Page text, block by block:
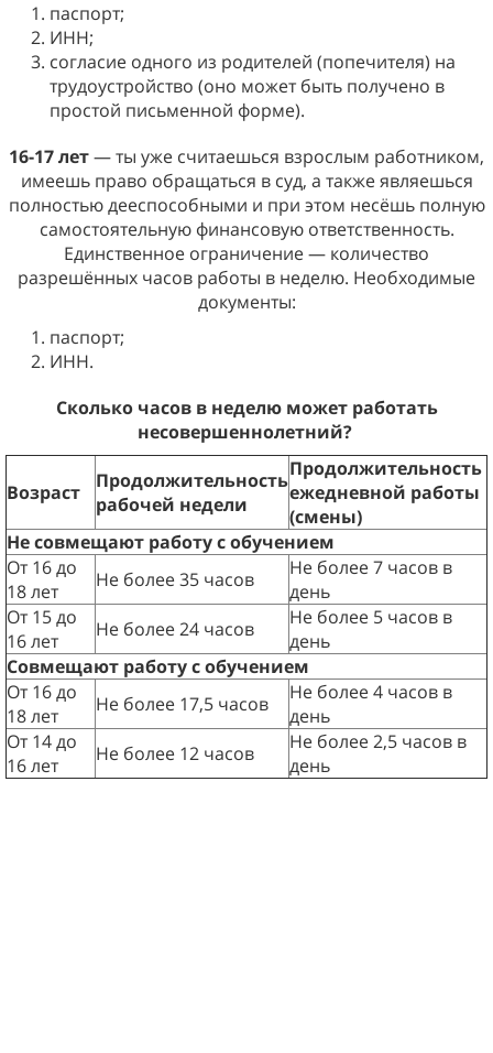
паспорт;
ИНН;
согласие одного из родителей (попечителя) на
трудоустройство (оно может быть получено в
простой письменной форме).
16-17 лет— ты уже считаешься взрослым работником,
имеешь право обращаться в суд, а также являешься
полностью дееспособными и при этом несёшь полную
самостоятельную финансовую ответственность.
Единственное ограничение — количество
разрешённых часов работы в неделю. Необходимые
документы:
паспорт;
ИНН.
Сколько часов в неделю может работать
несовершеннолетний?
Возраст
Продолжительность
рабочей недели
Продолжительность
ежедневной работы
(смены)
Не совмещают работу с обучением
От 16 до
18 лет
Не более 35 часов
Не более 7 часов в
день
От 15 до
16 лет
Не более 24 часов
Не более 5 часов в
день
Совмещают работу с обучением
От 16 до
18 лет
Не более 17,5 часов
Не более 4 часов в
день
От 14 до
16 лет
Не более 12 часов
Не более 2,5 часов в
день